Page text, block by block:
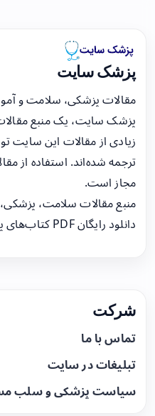
پزشک سایت
مقالات پزشکی، سلامت و
پزشک سایت، یک منبع
زیادی از مقالات این سایت
ترجمه شده‌اند. استفاده از
مجاز است.
منبع مقالات سلامت،
دانلود رایگان PDF کتاب‌های پزشکی.
شرکت
تماس با ما
تبلیغات در سایت
سیاست پزشکی و سلب